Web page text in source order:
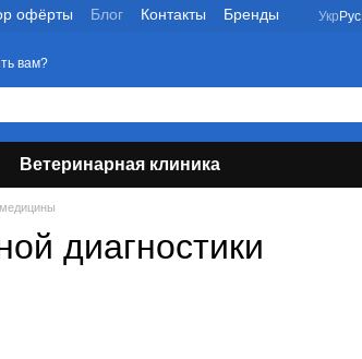
офёрты Блог Контакты Бренды Укр Рус
вам?
Ветеринарная клиника
диагностики